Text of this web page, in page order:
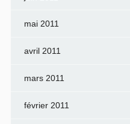
mai 2011
avril 2011
mars 2011
février 2011